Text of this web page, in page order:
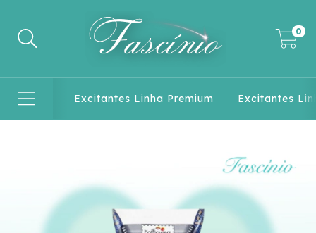
0
Excitantes Linha Premium Excitantes